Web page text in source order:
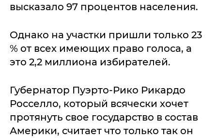
высказало 97 процентов населения.
Однако на участки пришли только 23
% от всех имеющих право голоса, а
это 2,2 миллиона избирателей.
Губернатор Пуэрто-Рико Рикардо
Росселло, который всячески хочет
протянуть свое государство в состав
Америки, считает что только так он